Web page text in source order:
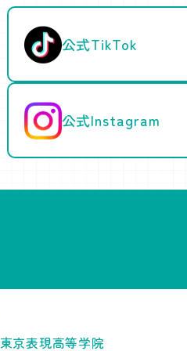
公式TikTok
公式Instagram
東京表現高等学院